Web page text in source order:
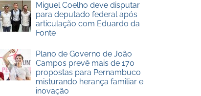
Miguel Coelho deve disputar
para deputado federal após
articulação com Eduardo da
Fonte
Plano de Governo de João
Campos prevê mais de 170
propostas para Pernambuco
misturando herança familiar e
inovação